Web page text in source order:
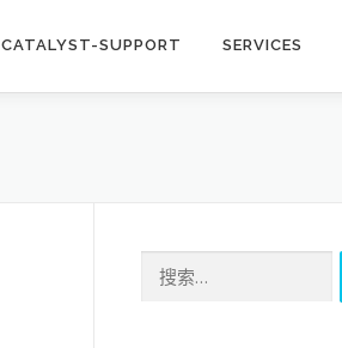
CATALYST-SUPPORT SERVICES
索：